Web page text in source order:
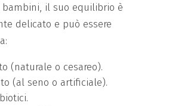
bambini, il suo equilibrio è
delicato e può essere
(naturale o cesareo).
(al seno o artificiale).